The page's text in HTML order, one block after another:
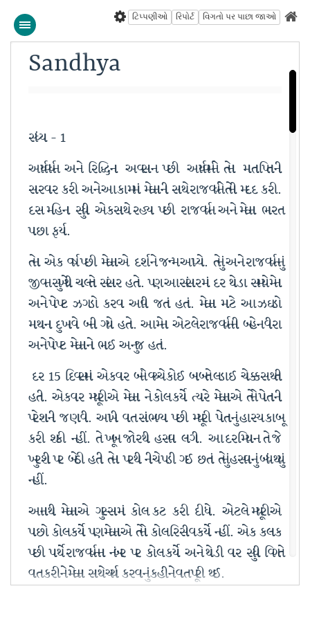
વિગતો પર પાછા જાઓ
રિપોર્ટ
ટિપ્પણીઓ
Sandhya
સંધ્યા - 1
આર્યવર્ધન અને રિદ્ધિના અવસાન પછી આર્યવર્મને તેના માતાપિતાની
સારવાર કરી અને આ કામમાં મેઘનાની સાથે રાજવર્ધને તેની મદદ કરી.
દસ મહિના સુધી એકસાથે રહ્યા પછી રાજવર્ધન અને મેઘના ભારત
પાછા ફર્યા.
તેના એક વર્ષ પછી મેઘનાએ દર્શ ને જન્મ આપ્યો. તેનું અને રાજવર્ધનનું
જીવન સુખેથી ચાલતો સંસાર હતો. પણ આ સંસારમાં દર થોડા સમયે મેના
અને પોપટ ઝગડો કરવા આવી જતાં હતાં. મેઘના માટે આ ઝઘડો
માથાના દુખાવો બની ગયો હતો. આ મેના એટલે રાજવર્ધનની બહેન વીરા
અને પોપટ મેઘનાનો ભાઈ અનુજ હતાં.
દર 15 દિવસમાં એકવાર બંને વચ્ચે કોઈ બાબતે લડાઈ ચોક્કસ થતી
હતી. એકવાર મયૂરીએ મેઘના ને કોલ કર્યો ત્યારે મેઘનાએ તેને પોતાની
પરેશાની જણાવી. આખી વાત સાંભળ્યા પછી મયૂરી પોતાનું હાસ્ય કાબૂ
કરી શકી નહીં. તે ખૂબ જોરથી હસવા લાગી. આ દરમિયાન તે જે
ખુરશી પર બેઠી હતી તેના પરથી નીચે પડી ગઈ છતાં તેનું હસવાનું બંધ થયું
નહીં.
આનાથી મેઘનાએ ગુસ્સામાં કોલ કટ કરી દીધો. એટલે મયૂરીએ
પાછો કોલ કર્યો પણ મેઘનાએ તેનો કોલ રિસીવ કર્યો નહીં. એક કલાક
પછી પાર્થે રાજવર્ધનના નંબર પર કોલ કર્યો અને થોડી વાર સુધી વિગતે
વાત કરીને મેઘના સાથે ચર્ચા કરવાનું કહીને વાત પૂરી થઈ.